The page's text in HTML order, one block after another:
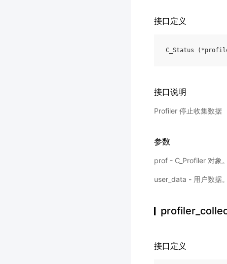
接口定义
C_Status ( *
接口说明
Profiler 停止收集数据
参数
prof - C_Profiler 对象
user_data - 用户数据
接口定义